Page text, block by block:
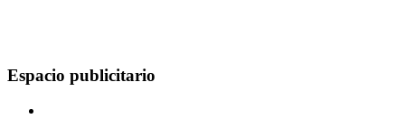
Espacio publicitario